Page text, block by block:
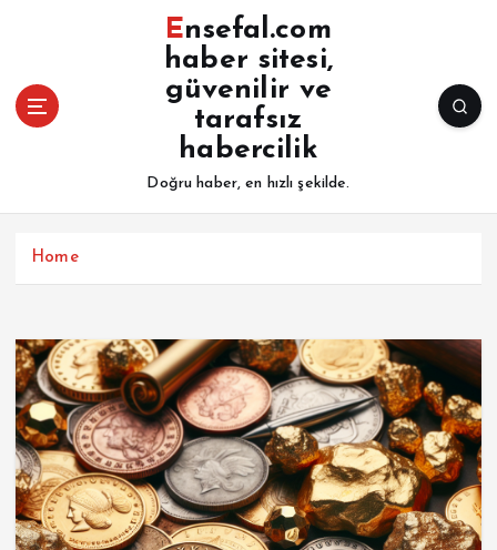
t
Ensefal.com
haber sitesi,
güvenilir ve
tarafsız
habercilik
Doğru haber, en hızlı şekilde.
Home